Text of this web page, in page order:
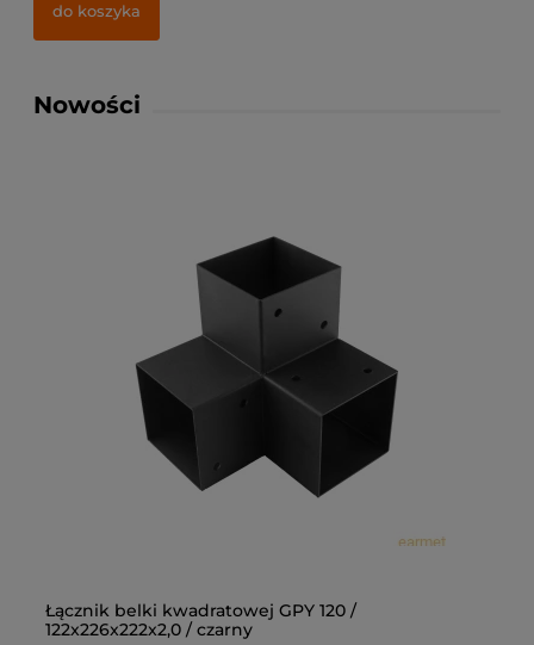
do koszyka
Nowości
Łącznik belki kwadratowej GPY 120 /
122x226x222x2,0 / czarny